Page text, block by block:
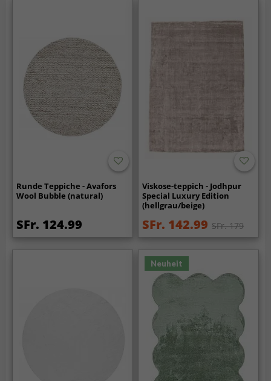
Runde Teppiche - Avafors
Wool Bubble (natural)
SFr. 124.99
Viskose-teppich - Jodhpur
Special Luxury Edition
(hellgrau/beige)
SFr. 142.99 SFr. 179
Neuheit